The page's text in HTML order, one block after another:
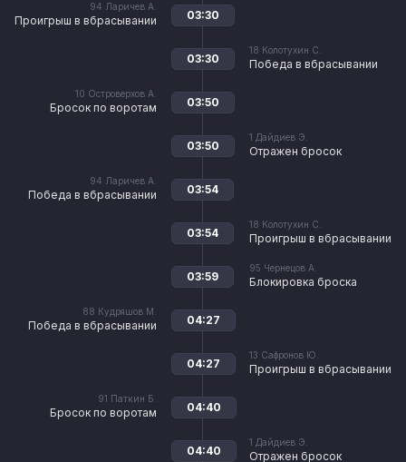
94 Ларичев А.
Проигрыш в вбрасывании 03:30
18 Колотухин С.
Победа в вбрасывании
03:30
10 Островерхов А.
Бросок по воротам 03:50
1 Дайдиев Э.
Отражен бросок
03:50
94 Ларичев А.
Победа в вбрасывании 03:54
18 Колотухин С.
Проигрыш в вбрасывании
03:54
95 Чернецов А.
Блокировка броска
03:59
88 Кудряшов М.
Победа в вбрасывании 04:27
13 Сафронов Ю.
Проигрыш в вбрасывании
04:27
91 Паткин Б.
Бросок по воротам 04:40
1 Дайдиев Э.
Отражен бросок
04:40